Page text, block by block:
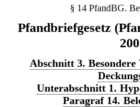
§ 14 PfandBG.
Pfandbriefgesetz
Abschnitt 3.
Unterabschnitt 1.
Paragraf 14.